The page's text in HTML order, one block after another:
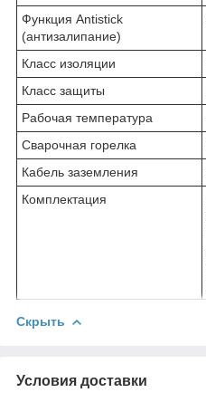
Функция Antistick
(антизалипание)
Класс изоляции
Класс защиты
Рабочая температура
Сварочная горелка
Кабель заземления
Комплектация
Скрыть
Условия доставки